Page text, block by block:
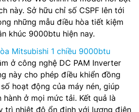
này. Sở hữu chỉ số CSPF lên tới
những mẫu điều hòa tiết kiệm
khúc 9000btu hiện nay.
Mitsubishi 1 chiều 9000btu
ở công nghệ DC PAM Inverter
này cho phép điều khiển đồng
hoạt động của máy nén, giúp
ở mọi mức tải. Kết quả là
trì nhiệt độ ổn định với lượng điện